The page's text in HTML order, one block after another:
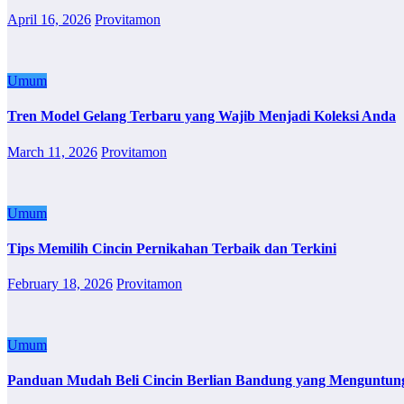
April 16, 2026 Provitamon
Umum
Tren Model Gelang Terbaru yang Wajib Menjadi Koleksi Anda
March 11, 2026 Provitamon
Umum
Tips Memilih Cincin Pernikahan Terbaik dan Terkini
February 18, 2026 Provitamon
Umum
Panduan Mudah Beli Cincin Berlian Bandung yang